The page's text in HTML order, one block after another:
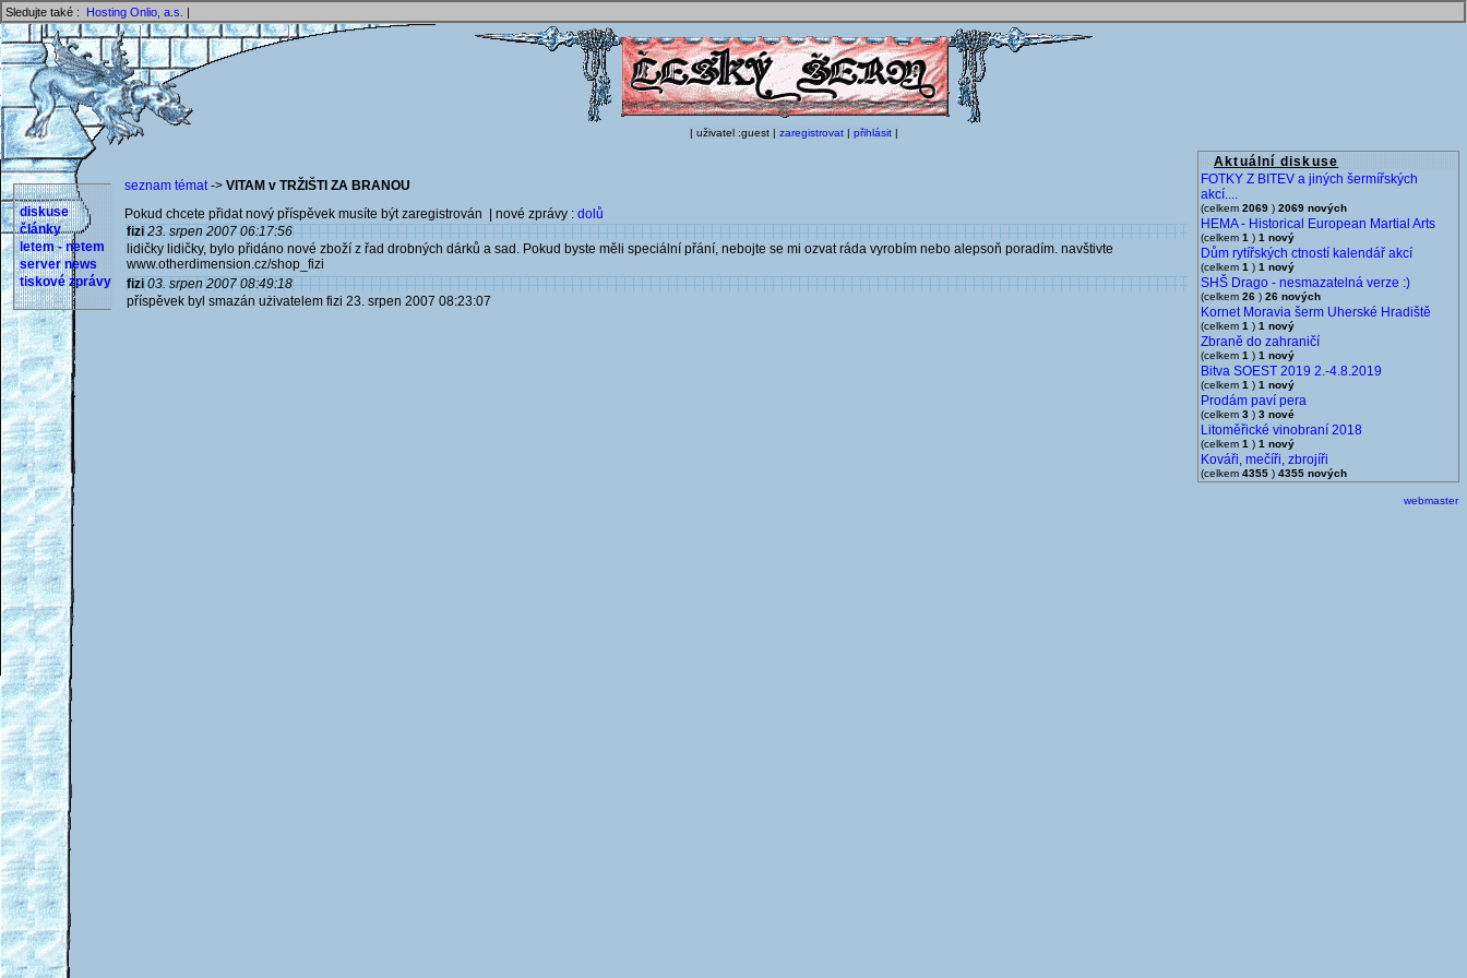
Sledujte také : Hosting Onlio, a.s. |
| uživatel :guest | zaregistrovat | přihlásit |
Aktuální diskuse
FOTKY Z BITEV a jiných šermířských
akcí....
(celkem 2069 ) 2069 nových
HEMA - Historical European Martial Arts
(celkem 1 ) 1 nový
Dům rytířských ctností kalendář akcí
(celkem 1 ) 1 nový
SHŠ Drago - nesmazatelná verze :)
(celkem 26 ) 26 nových
Kornet Moravia šerm Uherské Hradiště
(celkem 1 ) 1 nový
Zbraně do zahraničí
(celkem 1 ) 1 nový
Bitva SOEST 2019 2.-4.8.2019
(celkem 1 ) 1 nový
Prodám paví pera
(celkem 3 ) 3 nové
Litoměřické vinobraní 2018
(celkem 1 ) 1 nový
Kováři, mečíři, zbrojíři
(celkem 4355 ) 4355 nových
diskuse
články
letem - netem
server news
tiskové zprávy
seznam témat-> VITAM v TRŽIŠTI ZA BRANOU
Pokud chcete přidat nový příspěvek musíte být zaregistrován | nové zprávy : dolů
fizi 23. srpen 2007 06:17:56
lidičky lidičky, bylo přidáno nové zboží z řad drobných dárků a sad. Pokud byste měli speciální přání, nebojte se mi ozvat ráda vyrobím nebo alepsoň poradím. navštivte
www.otherdimension.cz/shop_fizi
fizi 03. srpen 2007 08:49:18
příspěvek byl smazán użivatelem fizi 23. srpen 2007 08:23:07
webmaster